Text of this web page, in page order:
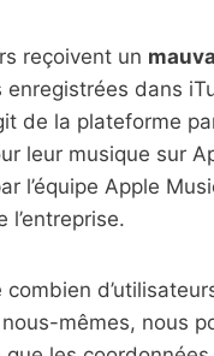
reçoivent un
dans
de la plateforme
leur musique sur
l’équipe Apple
nous-mêmes, nous